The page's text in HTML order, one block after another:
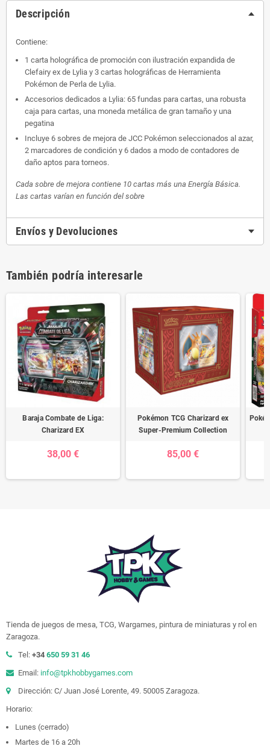
Descripción
Contiene:
1 carta holográfica de promoción con ilustración expandida de
Clefairy ex de Lylia y 3 cartas holográficas de Herramienta
Pokémon de Perla de Lylia.
Accesorios dedicados a Lylia: 65 fundas para cartas, una robusta
caja para cartas, una moneda metálica de gran tamaño y una
pegatina
Incluye 6 sobres de mejora de JCC Pokémon seleccionados al azar,
2 marcadores de condición y 6 dados a modo de contadores de
daño aptos para torneos.
Cada sobre de mejora contiene 10 cartas más una Energía Básica.
Las cartas varían en función del sobre
Envíos y Devoluciones
También podría interesarle
Baraja Combate de Liga:
Charizard EX
38,00 €
Pokémon TCG Charizard ex
Super-Premium Collection
85,00 €
Tienda de juegos de mesa, TCG, Wargames, pintura de miniaturas y rol en
Zaragoza.
Tel: +34 650 59 31 46
Email: info@tpkhobbygames.com
Dirección: C/ Juan José Lorente, 49. 50005 Zaragoza.
Horario:
Lunes (cerrado)
Martes de 16 a 20h